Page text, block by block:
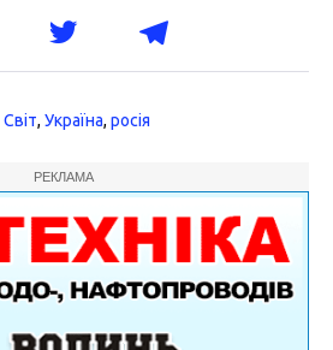
Світ, Україна, росія
РЕКЛАМА